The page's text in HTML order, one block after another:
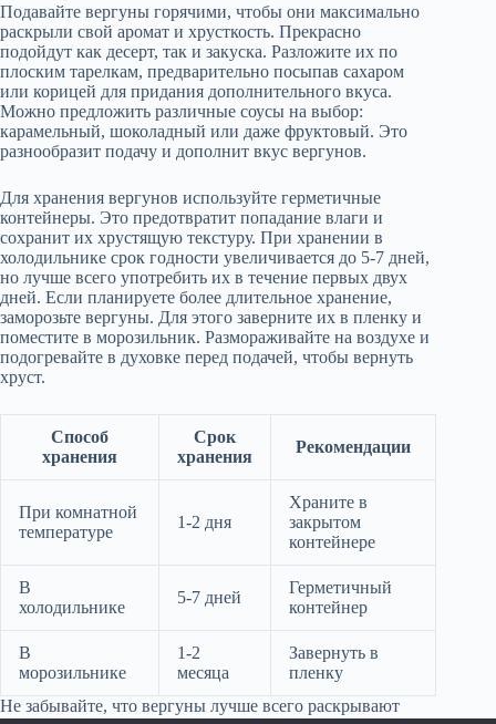
Подавайте вергуны горячими, чтобы они максимально
раскрыли свой аромат и хрусткость. Прекрасно
подойдут как десерт, так и закуска. Разложите их по
плоским тарелкам, предварительно посыпав сахаром
или корицей для придания дополнительного вкуса.
Можно предложить различные соусы на выбор:
карамельный, шоколадный или даже фруктовый. Это
разнообразит подачу и дополнит вкус вергунов.
Для хранения вергунов используйте герметичные
контейнеры. Это предотвратит попадание влаги и
сохранит их хрустящую текстуру. При хранении в
холодильнике срок годности увеличивается до 5-7 дней,
но лучше всего употребить их в течение первых двух
дней. Если планируете более длительное хранение,
заморозьте вергуны. Для этого заверните их в пленку и
поместите в морозильник. Размораживайте на воздухе и
подогревайте в духовке перед подачей, чтобы вернуть
хруст.
Способ
хранения
Срок
хранения
Рекомендации
При комнатной
температуре
1-2 дня
Храните в
закрытом
контейнере
В
холодильнике
5-7 дней
Герметичный
контейнер
В
морозильнике
1-2
месяца
Завернуть в
пленку
Не забывайте, что вергуны лучше всего раскрывают